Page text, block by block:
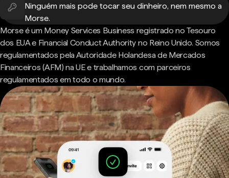
Ninguém mais pode tocar seu dinheiro, nem mesmo a
Morse.
Morse é um Money Services Business registrado no Tesouro
dos EUA e Financial Conduct Authority no Reino Unido. Somos
regulamentados pela Autoridade Holandesa de Mercados
Financeiros (AFM) na UE e trabalhamos com parceiros
regulamentados em todo o mundo.